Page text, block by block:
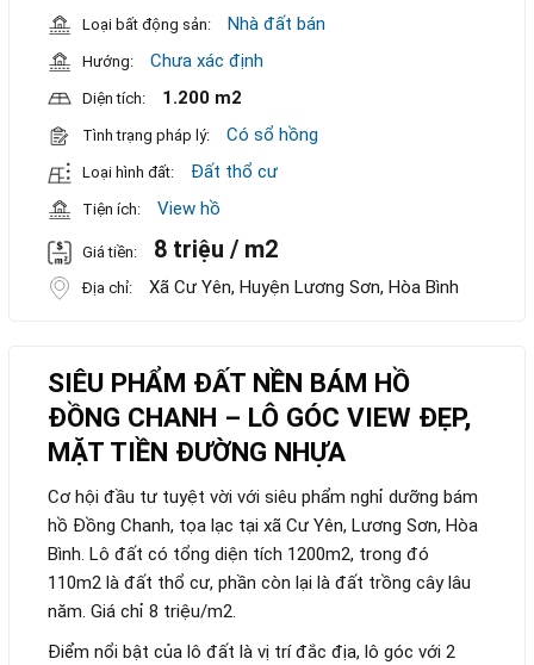
Loại bất động sản: Nhà đất bán
Hướng: Chưa xác định
Diện tích: 1.200 m2
Tình trạng pháp lý: Có sổ hồng
Loại hình đất: Đất thổ cư
Tiện ích: View hồ
Giá tiền: 8 triệu / m2
Địa chỉ: Xã Cư Yên, Huyện Lương Sơn, Hòa Bình
SIÊU PHẨM ĐẤT NỀN BÁM HỒ
ĐỒNG CHANH – LÔ GÓC VIEW ĐẸP,
MẶT TIỀN ĐƯỜNG NHỰA
Cơ hội đầu tư tuyệt vời với siêu phẩm nghỉ dưỡng bám
hồ Đồng Chanh, tọa lạc tại xã Cư Yên, Lương Sơn, Hòa
Bình. Lô đất có tổng diện tích 1200m2, trong đó
110m2 là đất thổ cư, phần còn lại là đất trồng cây lâu
năm. Giá chỉ 8 triệu/m2.
Điểm nổi bật của lô đất là vị trí đắc địa, lô góc với 2